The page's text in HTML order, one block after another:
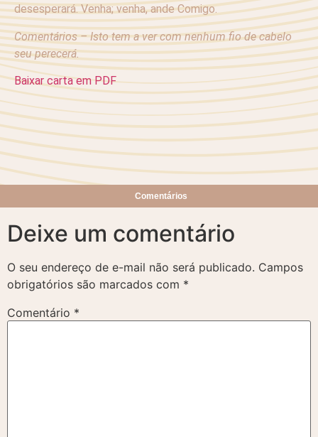
desesperará. Venha; venha, ande Comigo.
Comentários – Isto tem a ver com nenhum fio de cabelo
seu perecerá.
Baixar carta em PDF
Comentários
Deixe um comentário
O seu endereço de e-mail não será publicado. Campos
obrigatórios são marcados com *
Comentário *